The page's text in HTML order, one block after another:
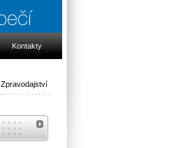
Kontakty
Zpravodajství